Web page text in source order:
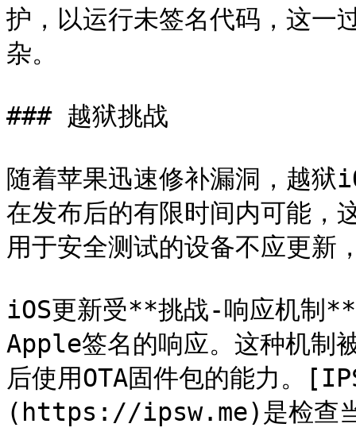
护，以运行未签名代码，这一
杂。
### 越狱挑战
随着苹果迅速修补漏洞，越
在发布后的有限时间内可能，
用于安全测试的设备不应更新
iOS更新受**挑战-响应机制
Apple签名的响应。这种机制
后使用OTA固件包的能力。
(https://ipsw.me)是检查当